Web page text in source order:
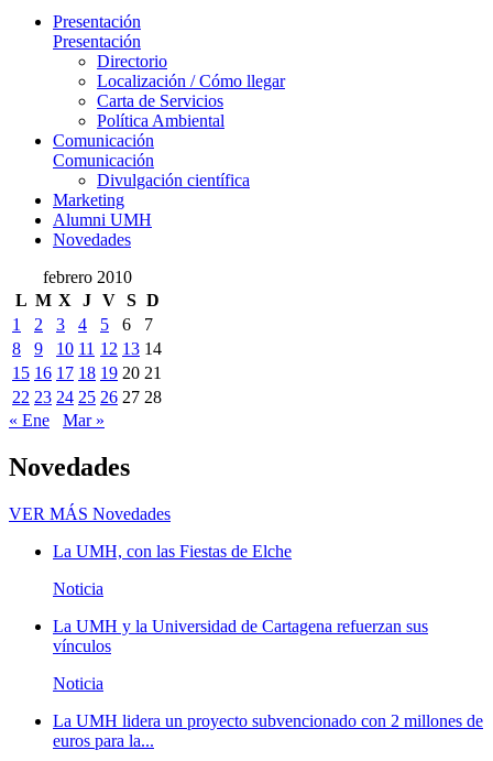
Presentación
Presentación
Directorio
Localización / Cómo llegar
Carta de Servicios
Política Ambiental
Comunicación
Comunicación
Divulgación científica
Marketing
Alumni UMH
Novedades
febrero 2010
L M X J V S D
1
2 3 4 5 6
7
8
9 10 11 12 13 14
15 16 17 18 19 20 21
22 23 24 25 26 27 28
« Ene
Mar »
Novedades
VER MÁS Novedades
La UMH, con las Fiestas de Elche
Noticia
La UMH y la Universidad de Cartagena refuerzan sus
vínculos
Noticia
La UMH lidera un proyecto subvencionado con 2 millones de
euros para la...